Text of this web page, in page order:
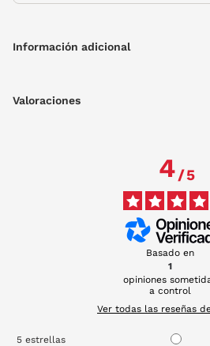
Información adicional
Valoraciones
4/5
Basado en
1
opiniones
a control
Ver todas las reseñas
5 estrellas